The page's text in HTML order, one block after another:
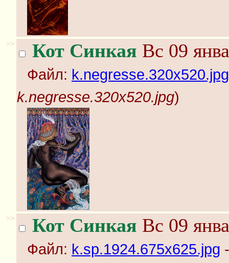
>> Кот Синкая Вс 09
Файл: k.negresse.320x520.jpg
k.negresse.320x520.jpg)
>> Кот Синкая Вс 09
Файл: k.sp.1924.675x625.jpg